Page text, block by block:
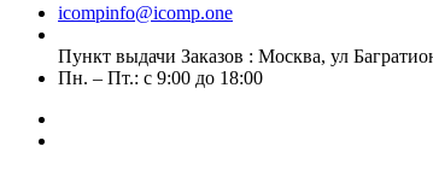
icompinfo@icomp.one
Пункт выдачи Заказов : Москва, ул
Пн. – Пт.: с 9:00 до 18:00